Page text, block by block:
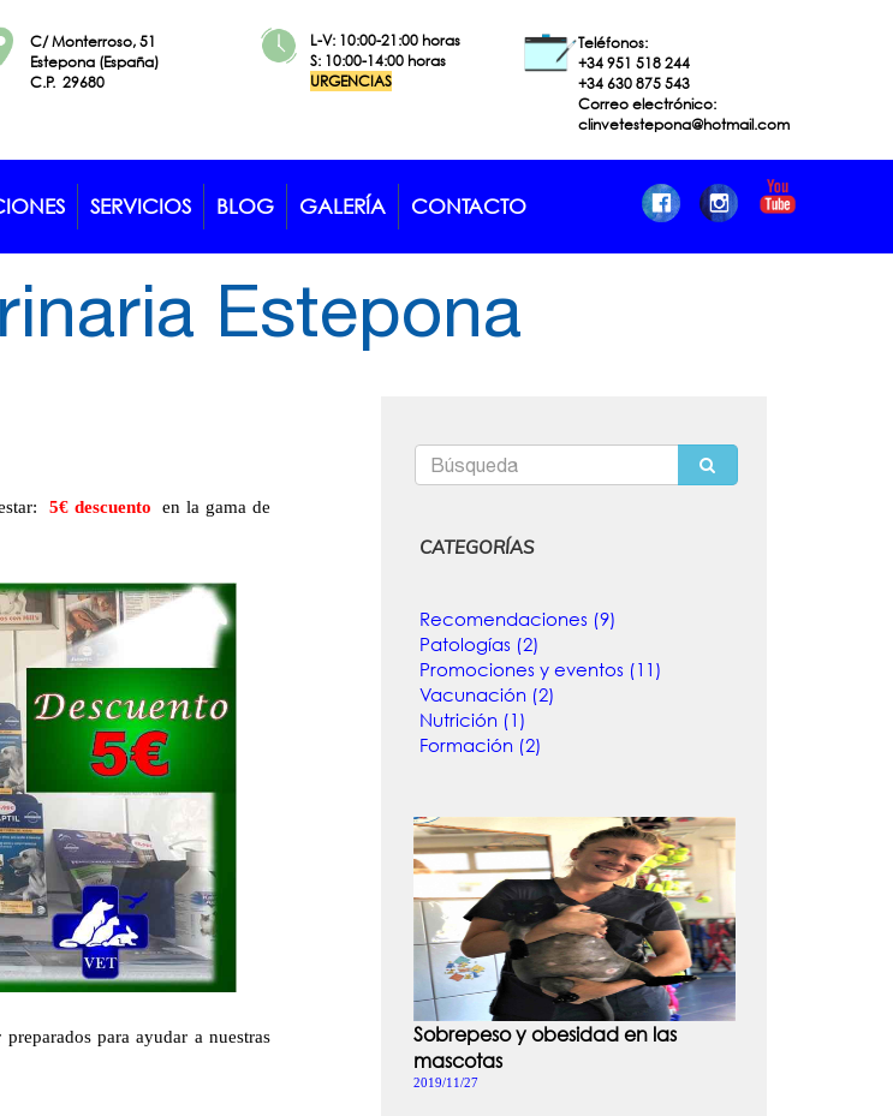
Teléfonos:
+34 951 518244
+34 630 875 543
Correo electrónico:
clinvetestepona@hotmail.com
L-V: 10:00-21:00 horas
S: 10:00-14:00 horas
URGENCIAS
C/ Monterroso, 51
Estepona (España)
​​​​​​​C.P. 29680
5€ descuento
en la gama de
para ayudar a nuestras
Recomendaciones (9)
Patologías (2)
Promociones y eventos (11)
Vacunación (2)
Nutrición (1)
Formación (2)
Sobrepeso y obesidad en las
mascotas
2019/11/27
CATEGORÍAS
SERVICIOS BLOG GALERÍA CONTACTO
Estepona